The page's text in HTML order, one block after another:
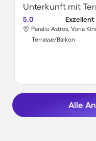
5.0 Exzellent
Paralio Astros, Voria
Terrasse/Balkon
Alle